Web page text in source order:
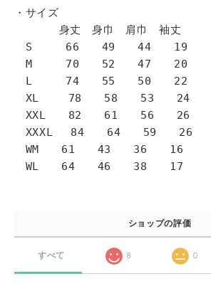
・サイズ
身丈 身巾 肩巾 袖丈
S 66 49 44 19
M 70 52 47 20
L 74 55 50 22
XL 78 58 53 24
XXL 82 61 56 26
XXXL 84 64 59 26
WM 61 43 36 16
WL 64 46 38 17
ショップの評価
すべて 8 0